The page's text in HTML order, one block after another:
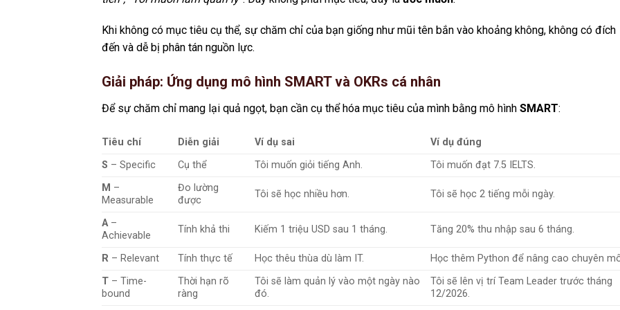
Khi không có mục tiêu cụ thể, sự chăm chỉ của bạn giống như mũi tên bắn vào khoảng không, không có đích
đến và dễ bị phân tán nguồn lực.
Giải pháp: Ứng dụng mô hình SMART và OKRs cá nhân
Để sự chăm chỉ mang lại quả ngọt, bạn cần cụ thể hóa mục tiêu của mình bằng mô hình SMART:
Tiêu chí Diễn giải Ví dụ sai
Ví dụ đúng
S – Specific Cụ thể Tôi muốn giỏi tiếng Anh.
Tôi muốn đạt 7.5 IELTS.
M –
Measurable
Đo lường
được
Tôi sẽ học nhiều hơn. Tôi sẽ học 2 tiếng mỗi ngày.
A–
Achievable
Tính khả thi Kiếm 1 triệu USD sau 1 tháng. Tăng 20% thu nhập sau 6 tháng.
R – Relevant Tính thực tế Học thêu thùa dù làm IT.
Học thêm Python để nâng cao chuyên
T – Time-
bound
Thời hạn rõ
ràng
Tôi sẽ làm quản lý vào một ngày nào
đó.
Tôi sẽ lên vị trí Team Leader trước tháng
12/2026.